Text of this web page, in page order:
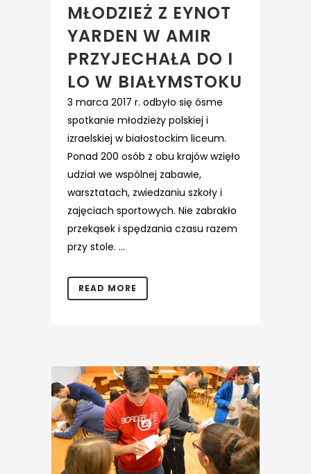
MŁODZIEŻ Z EYNOT
YARDEN W AMIR
PRZYJECHAŁA DO I
LO W BIAŁYMSTOKU
3 marca 2017 r. odbyło się ósme
spotkanie młodzieży polskiej i
izraelskiej w białostockim liceum.
Ponad 200 osób z obu krajów wzięło
udział we wspólnej zabawie,
warsztatach, zwiedzaniu szkoły i
zajęciach sportowych. Nie zabrakło
przekąsek i spędzania czasu razem
przy stole. ...
READ MORE